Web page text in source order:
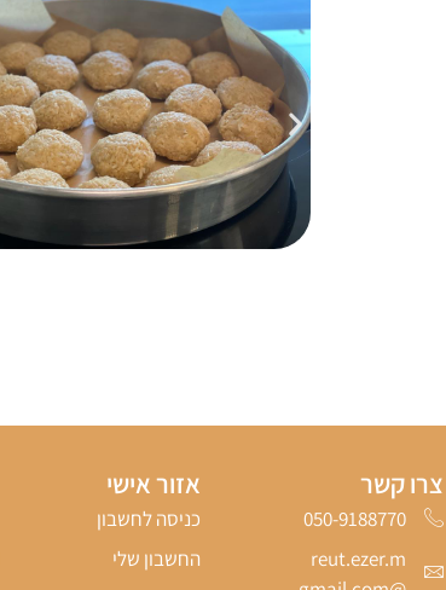
צרו קשר
050-9188770‬
reut.ezer.m
אזור אישי
כניסה לחשבון
החשבון שלי